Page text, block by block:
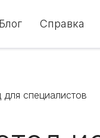
Блог Справка
специалистов